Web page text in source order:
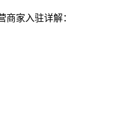
商家入驻详解：